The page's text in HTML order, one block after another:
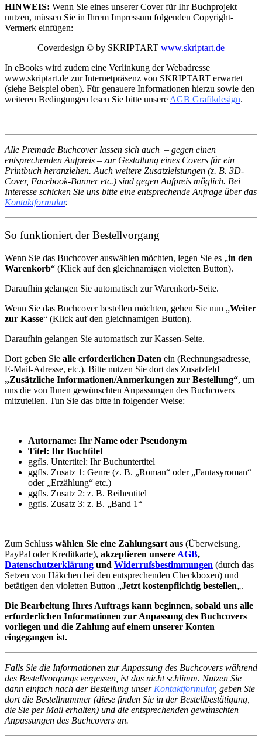
HINWEIS: Wenn Sie eines unserer Cover für Ihr Buchprojekt
nutzen, müssen Sie in Ihrem Impressum folgenden Copyright-
Vermerk einfügen:
Coverdesign © by SKRIPTART www.skriptart.de
In eBooks wird zudem eine Verlinkung der Webadresse
www.skriptart.de zur Internetpräsenz von SKRIPTART erwartet
(siehe Beispiel oben). Für genauere Informationen hierzu sowie den
weiteren Bedingungen lesen Sie bitte unsere AGB Grafikdesign.
Alle Premade Buchcover lassen sich auch – gegen einen
entsprechenden Aufpreis – zur Gestaltung eines Covers für ein
Printbuch heranziehen. Auch weitere Zusatzleistungen (z. B. 3D-
Cover, Facebook-Banner etc.) sind gegen Aufpreis möglich. Bei
Interesse schicken Sie uns bitte eine entsprechende Anfrage über das
Kontaktformular.
So funktioniert der Bestellvorgang
Wenn Sie das Buchcover auswählen möchten, legen Sie es „in den
Warenkorb“ (Klick auf den gleichnamigen violetten Button).
Daraufhin gelangen Sie automatisch zur Warenkorb-Seite.
Wenn Sie das Buchcover bestellen möchten, gehen Sie nun „Weiter
zur Kasse“ (Klick auf den gleichnamigen Button).
Daraufhin gelangen Sie automatisch zur Kassen-Seite.
Dort geben Sie alle erforderlichen Daten ein (Rechnungsadresse,
E-Mail-Adresse, etc.). Bitte nutzen Sie dort das Zusatzfeld
„Zusätzliche Informationen/Anmerkungen zur Bestellung“, um
uns die von Ihnen gewünschten Anpassungen des Buchcovers
mitzuteilen. Tun Sie das bitte in folgender Weise:
Autorname: Ihr Name oder Pseudonym
Titel: Ihr Buchtitel
ggfls. Untertitel: Ihr Buchuntertitel
ggfls. Zusatz 1: Genre (z. B. „Roman“ oder „Fantasyroman“
oder „Erzählung“ etc.)
ggfls. Zusatz 2: z. B. Reihentitel
ggfls. Zusatz 3: z. B. „Band 1“
Zum Schluss wählen Sie eine Zahlungsart aus (Überweisung,
PayPal oder Kreditkarte), akzeptieren unsere AGB,
Datenschutzerklärung und Widerrufsbestimmungen (durch das
Setzen von Häkchen bei den entsprechenden Checkboxen) und
betätigen den violetten Button „Jetzt kostenpflichtig bestellen„.
Die Bearbeitung Ihres Auftrags kann beginnen, sobald uns alle
erforderlichen Informationen zur Anpassung des Buchcovers
vorliegen und die Zahlung auf einem unserer Konten
eingegangen ist.
Falls Sie die Informationen zur Anpassung des Buchcovers während
des Bestellvorgangs vergessen, ist das nicht schlimm. Nutzen Sie
dann einfach nach der Bestellung unser Kontaktformular, geben Sie
dort die Bestellnummer (diese finden Sie in der Bestellbestätigung,
die Sie per Mail erhalten) und die entsprechenden gewünschten
Anpassungen des Buchcovers an.